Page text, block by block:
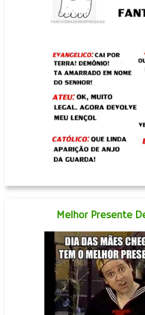
Melhor Presente